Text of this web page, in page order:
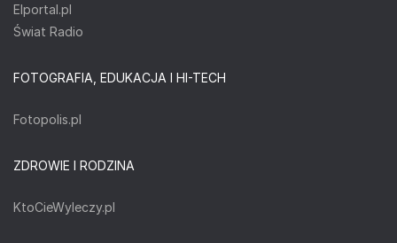
Elportal.pl
Świat Radio
FOTOGRAFIA, EDUKACJA I HI-TECH
Fotopolis.pl
ZDROWIE I RODZINA
KtoCieWyleczy.pl